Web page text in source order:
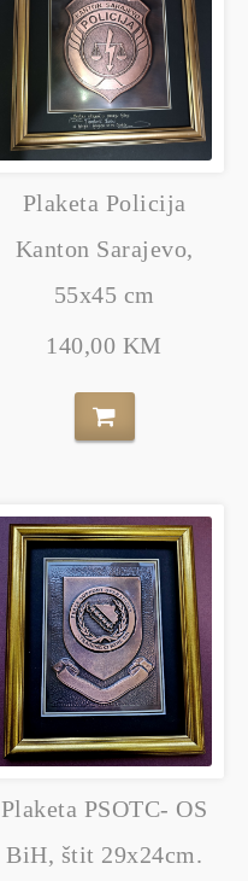
Plaketa Policija
Kanton Sarajevo,
55x45 cm
140,00 KM
Plaketa PSOTC- OS
BiH, štit 29x24cm.